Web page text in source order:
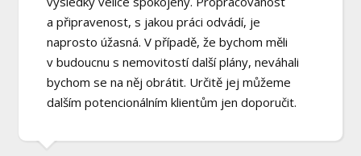
a připravenost, s jakou práci odvádí, je
naprosto úžasná. V případě, že bychom měli
v budoucnu s nemovitostí další plány, neváhali
bychom se na něj obrátit. Určitě jej můžeme
dalším potencionálním klientům jen doporučit.